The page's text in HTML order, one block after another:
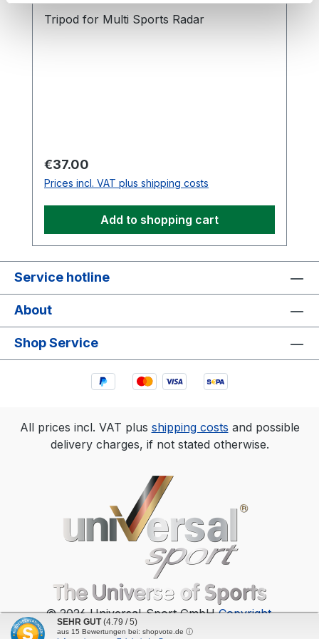
Tripod for Multi Sports Radar
Regular price:
€37.00
Prices incl. VAT plus shipping costs
Add to shopping cart
Service hotline
About
Shop Service
All prices incl. VAT plus shipping costs and possible
delivery charges, if not stated otherwise.
© 2026 Universal-Sport GmbHCopyright.
SEHR GUT (4.79 / 5)
aus 15 Bewertungen bei: shopvote.de ⓘ